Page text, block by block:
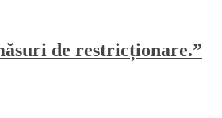
de restricționare.”